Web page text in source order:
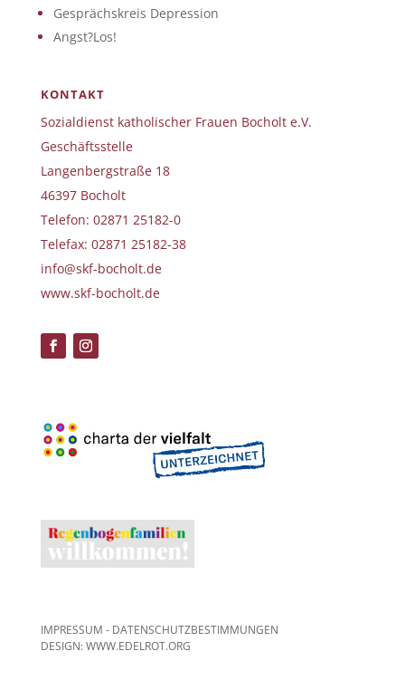
Gesprächskreis Depression
Angst?Los!
KONTAKT
Sozialdienst katholischer Frauen Bocholt e.V.
Geschäftsstelle
Langenbergstraße 18
46397 Bocholt
Telefon: 02871 25182-0
Telefax: 02871 25182-38
info@skf-bocholt.de
www.skf-bocholt.de
IMPRESSUM - DATENSCHUTZBESTIMMUNGEN
DESIGN: WWW.EDELROT.ORG